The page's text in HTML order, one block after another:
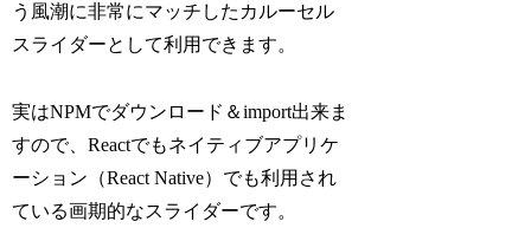
う風潮に非常にマッチしたカルーセル
スライダーとして利用できます。
実はNPMでダウンロード＆import出来ま
すので、Reactでもネイティブアプリケ
ーション（React Native）でも利用され
ている画期的なスライダーです。